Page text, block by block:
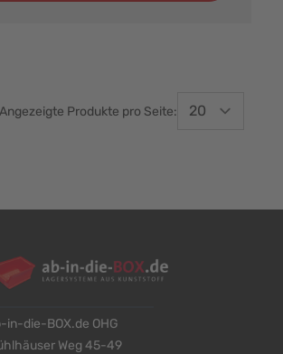
Angezeigte Produkte pro Seite:
in-die-BOX.de OHG
Weg 45-49